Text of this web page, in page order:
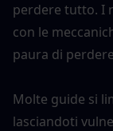
perdere tutto. I
con le
paura di
Molte guide si
lasciandoti